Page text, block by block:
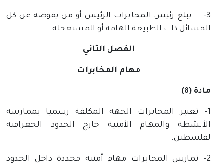
3- يبلغ رئيس المخابرات الرئيس أو من يفوضه عن كل
المسائل ذات الطبيعة الهامة أو المستعجلة.
الفصل الثاني
مهام المخابرات
مادة (8)
1- تعتبر المخابرات الجهة المكلفة رسميا بممارسة
الأنشطة والمهام الأمنية خارج الحدود الجغرافية
لفلسطين.
2- تمارس المخابرات مهام أمنية محددة داخل الحدود